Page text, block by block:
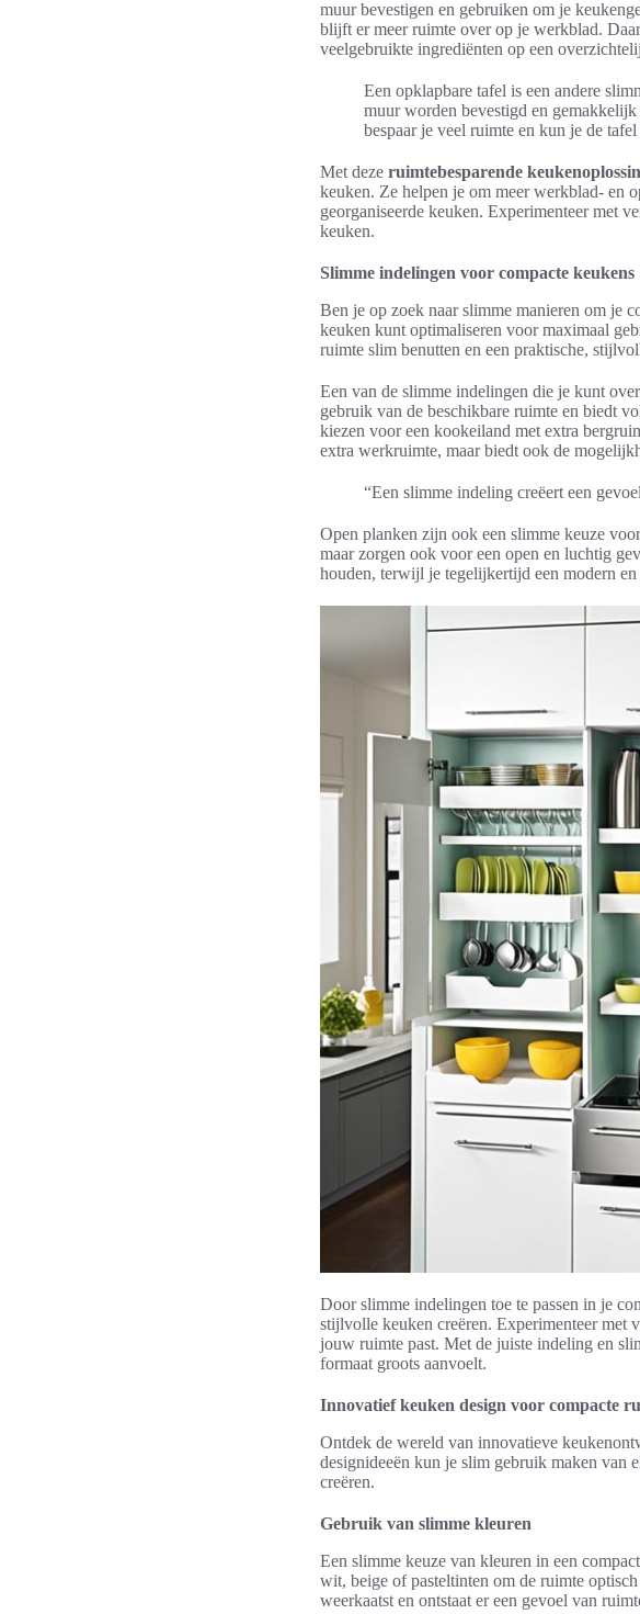
muur bevestigen en gebruiken om je
blijft er meer ruimte over op je werkblad.
veelgebruikte ingrediënten op een
Een opklapbare tafel is een andere
muur worden bevestigd en
bespaar je veel ruimte en kun je de
Met deze ruimtebesparende
keuken. Ze helpen je om meer werkblad- en
georganiseerde keuken. Experimenteer met
keuken.
Slimme indelingen voor compacte keukens
Ben je op zoek naar slimme manieren om je
keuken kunt optimaliseren voor maximaal
ruimte slim benutten en een praktische,
Een van de slimme indelingen die je kunt
gebruik van de beschikbare ruimte en biedt
kiezen voor een kookeiland met extra
extra werkruimte, maar biedt ook de
“Een slimme indeling creëert een
Open planken zijn ook een slimme keuze
maar zorgen ook voor een open en luchtig
houden, terwijl je tegelijkertijd een modern
Door slimme indelingen toe te passen in je
stijlvolle keuken creëren. Experimenteer met
jouw ruimte past. Met de juiste indeling en
formaat groots aanvoelt.
Innovatief keuken design voor compacte
Ontdek de wereld van innovatieve
designideeën kun je slim gebruik maken van
creëren.
Gebruik van slimme kleuren
Een slimme keuze van kleuren in een
wit, beige of pasteltinten om de ruimte
weerkaatst en ontstaat er een gevoel van